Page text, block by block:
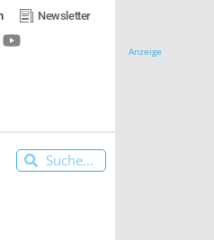
Newsletter
Anzeige